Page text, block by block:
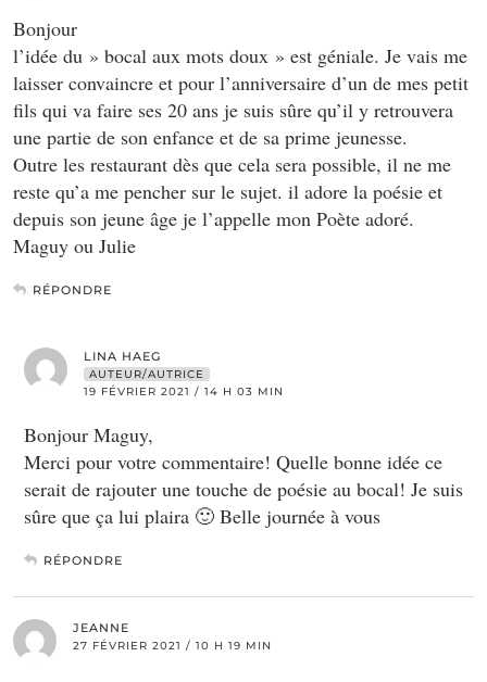
Bonjour
l’idée du » bocal aux mots doux » est géniale. Je vais me
laisser convaincre et pour l’anniversaire d’un de mes petit
fils qui va faire ses 20 ans je suis sûre qu’il y retrouvera
une partie de son enfance et de sa prime jeunesse.
Outre les restaurant dès que cela sera possible, il ne me
reste qu’a me pencher sur le sujet. il adore la poésie et
depuis son jeune âge je l’appelle mon Poète adoré.
Maguy ou Julie
RÉPONDRE
LINA HAEG
AUTEUR/AUTRICE
19 FÉVRIER 2021 / 14 H 03 MIN
Bonjour Maguy,
Merci pour votre commentaire! Quelle bonne idée ce
serait de rajouter une touche de poésie au bocal! Je suis
sûre que ça lui plaira 🙂 Belle journée à vous
RÉPONDRE
JEANNE
27 FÉVRIER 2021 / 10 H 19 MIN